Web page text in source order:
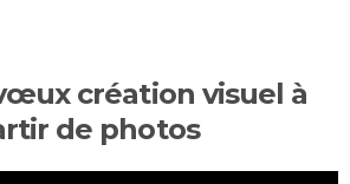
création visuel à
de photos